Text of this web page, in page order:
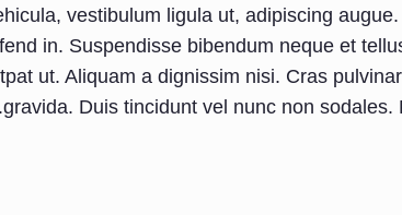
vestibulum ligula ut, adipiscing
in. Suspendisse bibendum neque et
ut. Aliquam a dignissim nisi. Cras
gravida. Duis tincidunt vel nunc non